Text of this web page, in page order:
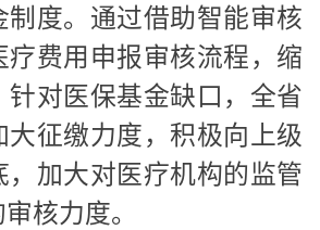
制度。通过借助智能审核
疗费用申报审核流程，缩
针对医保基金缺口，全省
大征缴力度，积极向上级
，加大对医疗机构的监管
核力度。